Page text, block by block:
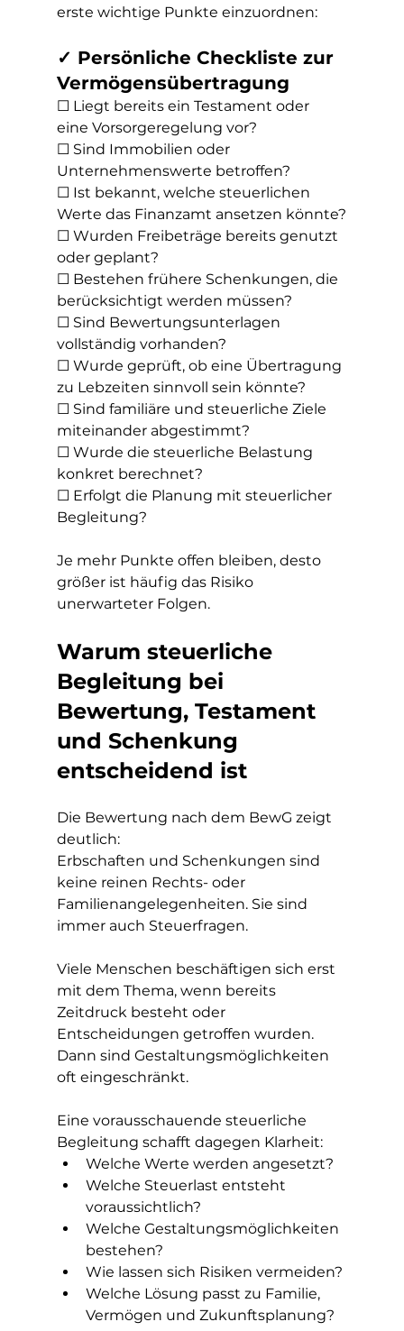
erste wichtige Punkte einzuordnen:
✓ Persönliche Checkliste zur
Vermögensübertragung
☐ Liegt bereits ein Testament oder
eine Vorsorgeregelung vor?
☐ Sind Immobilien oder
Unternehmenswerte betroffen?
☐ Ist bekannt, welche steuerlichen
Werte das Finanzamt ansetzen könnte?
☐ Wurden Freibeträge bereits genutzt
oder geplant?
☐ Bestehen frühere Schenkungen, die
berücksichtigt werden müssen?
☐ Sind Bewertungsunterlagen
vollständig vorhanden?
☐ Wurde geprüft, ob eine Übertragung
zu Lebzeiten sinnvoll sein könnte?
☐ Sind familiäre und steuerliche Ziele
miteinander abgestimmt?
☐ Wurde die steuerliche Belastung
konkret berechnet?
☐ Erfolgt die Planung mit steuerlicher
Begleitung?
Je mehr Punkte offen bleiben, desto
größer ist häufig das Risiko
unerwarteter Folgen.
Warum steuerliche
Begleitung bei
Bewertung, Testament
und Schenkung
entscheidend ist
Die Bewertung nach dem BewG zeigt
deutlich:
Erbschaften und Schenkungen sind
keine reinen Rechts- oder
Familienangelegenheiten. Sie sind
immer auch Steuerfragen.
Viele Menschen beschäftigen sich erst
mit dem Thema, wenn bereits
Zeitdruck besteht oder
Entscheidungen getroffen wurden.
Dann sind Gestaltungsmöglichkeiten
oft eingeschränkt.
Eine vorausschauende steuerliche
Begleitung schafft dagegen Klarheit:
Welche Werte werden angesetzt?
Welche Steuerlast entsteht
voraussichtlich?
Welche Gestaltungsmöglichkeiten
bestehen?
Wie lassen sich Risiken vermeiden?
Welche Lösung passt zu Familie,
Vermögen und Zukunftsplanung?